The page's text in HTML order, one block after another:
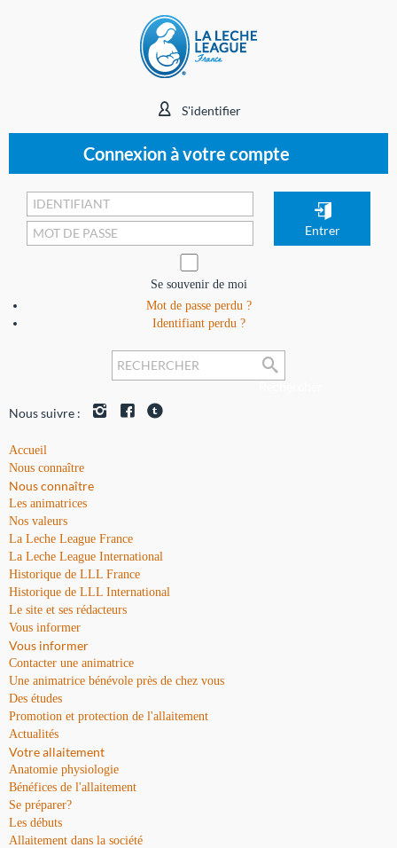
S'identifier
Connexion à votre compte
Se souvenir de moi
Mot de passe perdu ?
Identifiant perdu ?
Nous suivre :
Accueil
Nous connaître
Nous connaître
Les animatrices
Nos valeurs
La Leche League France
La Leche League International
Historique de LLL France
Historique de LLL International
Le site et ses rédacteurs
Vous informer
Vous informer
Contacter une animatrice
Une animatrice bénévole près de chez vous
Des études
Promotion et protection de l'allaitement
Actualités
Votre allaitement
Anatomie physiologie
Bénéfices de l'allaitement
Se préparer?
Les débuts
Allaitement dans la société